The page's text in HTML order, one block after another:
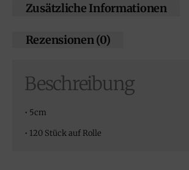
Zusätzliche Informationen
Rezensionen (0)
Beschreibung
• 5cm
• 120 Stück auf Rolle